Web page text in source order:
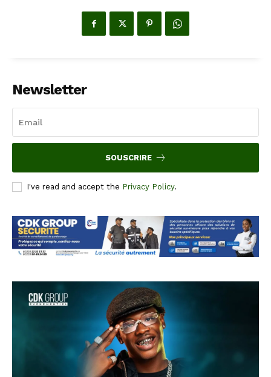
Newsletter
SOUSCRIRE
I've read and accept the Privacy Policy.